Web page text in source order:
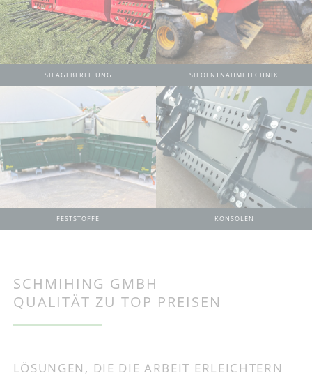
SILAGEBEREITUNG SILOENTNAHMETECHNIK
FESTSTOFFE KONSOLEN
SCHMIHING GMBH
QUALITÄT ZU TOP PREISEN
LÖSUNGEN, DIE DIE ARBEIT ERLEICHTERN